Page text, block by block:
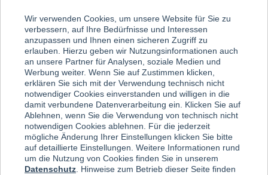
Seekarten
Wir verwenden Cookies, um unsere Website für Sie zu
verbessern, auf Ihre Bedürfnisse und Interessen
anzupassen und Ihnen einen sicheren Zugriff zu
erlauben. Hierzu geben wir Nutzungsinformationen auch
an unsere Partner für Analysen, soziale Medien und
Werbung weiter. Wenn Sie auf Zustimmen klicken,
erklären Sie sich mit der Verwendung technisch nicht
notwendiger Cookies einverstanden und willigen in die
damit verbundene Datenverarbeitung ein. Klicken Sie auf
Ablehnen, wenn Sie die Verwendung von technisch nicht
notwendigen Cookies ablehnen. Für die jederzeit
mögliche Änderung Ihrer Einstellungen klicken Sie bitte
auf detaillierte Einstellungen. Weitere Informationen rund
um die Nutzung von Cookies finden Sie in unserem
Datenschutz . Hinweise zum Betrieb dieser Seite finden